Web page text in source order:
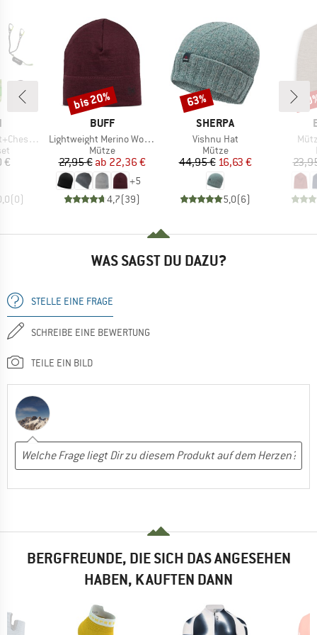
Set
€
(0)
MARKE
BUFF
Artikel
Lightweight Merino Wool Hat
Produktgruppe
Mütze
Preis
27,95 € reduzierter Preis
ab 22,36 €
+5
4,7(39)
Rabatt
bis 20%
MARKE
SHERPA
Artikel
Vishnu Hat
Produktgruppe
Mütze
Preis
44,95 €reduzierter Preis
16,63 €
5,0(6)
Rabatt
63%
WAS SAGST DU DAZU?
STELLE EINE FRAGE
SCHREIBE EINE BEWERTUNG
TEILE EIN BILD
BERGFREUNDE, DIE SICH DAS ANGESEHEN
HABEN, KAUFTEN DANN